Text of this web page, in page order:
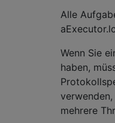
Alle
Wenn Sie
haben,
mehrere